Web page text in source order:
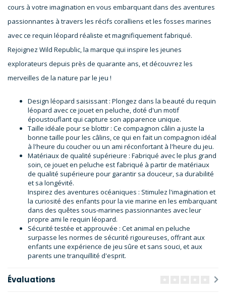
cours à votre imagination en vous embarquant dans des aventures
passionnantes à travers les récifs coralliens et les fosses marines
avec ce requin léopard réaliste et magnifiquement fabriqué.
Rejoignez Wild Republic, la marque qui inspire les jeunes
explorateurs depuis près de quarante ans, et découvrez les
merveilles de la nature par le jeu !
Design léopard saisissant : Plongez dans la beauté du requin
léopard avec ce jouet en peluche, doté d'un motif
époustouflant qui capture son apparence unique.
Taille idéale pour se blottir : Ce compagnon câlin a juste la
bonne taille pour les câlins, ce qui en fait un compagnon idéal
à l'heure du coucher ou un ami réconfortant à l'heure du jeu.
Matériaux de qualité supérieure : Fabriqué avec le plus grand
soin, ce jouet en peluche est fabriqué à partir de matériaux
de qualité supérieure pour garantir sa douceur, sa durabilité
et sa longévité.
Inspirez des aventures océaniques : Stimulez l'imagination et
la curiosité des enfants pour la vie marine en les embarquant
dans des quêtes sous-marines passionnantes avec leur
propre ami le requin léopard.
Sécurité testée et approuvée : Cet animal en peluche
surpasse les normes de sécurité rigoureuses, offrant aux
enfants une expérience de jeu sûre et sans souci, et aux
parents une tranquillité d'esprit.
Évaluations